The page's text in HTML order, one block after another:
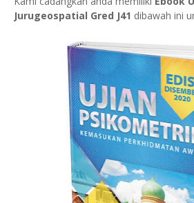
Jurugeospatial Gred J41 dibawah ini